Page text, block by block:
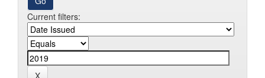
Current filters: